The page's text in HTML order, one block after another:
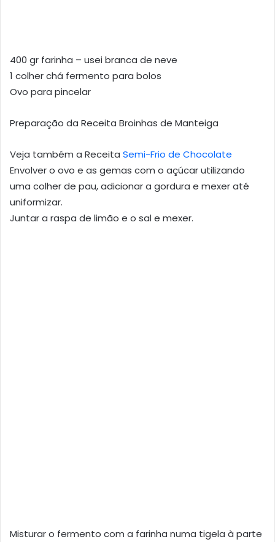
400 gr farinha – usei branca de neve
1 colher chá fermento para bolos
Ovo para pincelar
Preparação da Receita Broinhas de Manteiga
Veja também a Receita Semi-Frio de Chocolate
Envolver o ovo e as gemas com o açúcar utilizando
uma colher de pau, adicionar a gordura e mexer até
uniformizar.
Juntar a raspa de limão e o sal e mexer.
Misturar o fermento com a farinha numa tigela à parte